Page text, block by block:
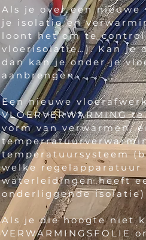
Als je over een
je isolatie en
loont het om te
vloerisolatie…). Kan je
dan kan je onder je
aanbrengen.
Een nieuwe
vorm van verwarmen,
temperatuursysteem
welke
waterleidingen heeft
onderliggende
Als je die hoogte niet